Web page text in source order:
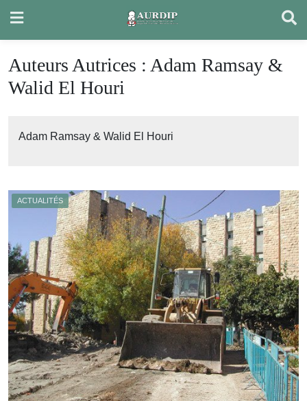
content
Auteurs Autrices : Adam Ramsay &
Walid El Houri
Adam Ramsay & Walid El Houri
ACTUALITÉS